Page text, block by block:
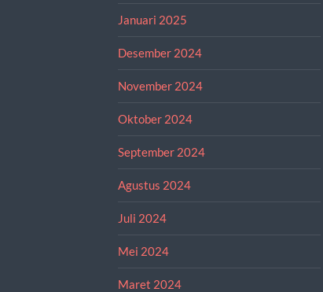
Januari 2025
Desember 2024
November 2024
Oktober 2024
September 2024
Agustus 2024
Juli 2024
Mei 2024
Maret 2024